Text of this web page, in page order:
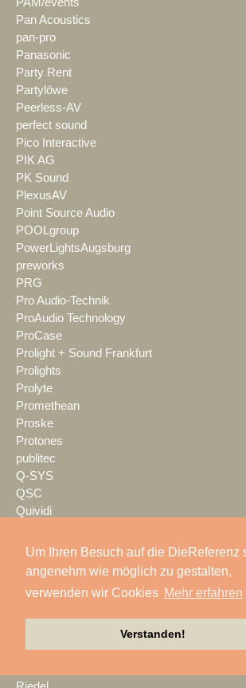
Um Ihren Besuch auf die DieReferenz
angenehm wie möglich zu gestalten,
verwenden wir Cookies Mehr erfahren
Verstanden!
Pan Acoustics
pan-pro
Panasonic
Party Rent
Partylöwe
Peerless-AV
perfect sound
Pico Interactive
PIK AG
PK Sound
PlexusAV
Point Source Audio
POOLgroup
PowerLightsAugsburg
preworks
PRG
Pro Audio-Technik
ProAudio Technology
ProCase
Prolight + Sound Frankfurt
Prolights
Prolyte
Promethean
Proske
Protones
publitec
Q-SYS
QSC
Quividi
Rain Age
Rauschenberger Catering
RENT EVENT TEC
rent4event
Reprofil